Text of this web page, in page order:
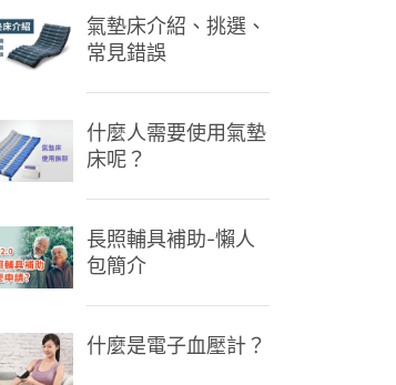
氣墊床介紹、挑選、
常見錯誤
什麼人需要使用氣墊
床呢？
長照輔具補助-懶人
包簡介
什麼是電子血壓計？